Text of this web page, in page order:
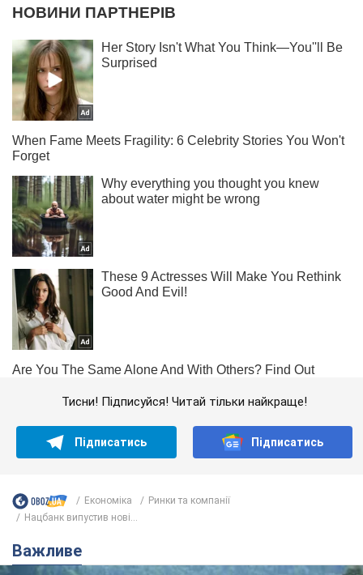
Тисни! Підписуйся! Читай тільки найкраще!
Підписатись Підписатись
Економіка
Ринки та компанії
Нацбанк випустив нові...
Важливе